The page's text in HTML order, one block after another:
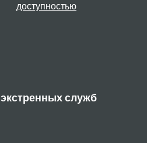
доступностью
служб